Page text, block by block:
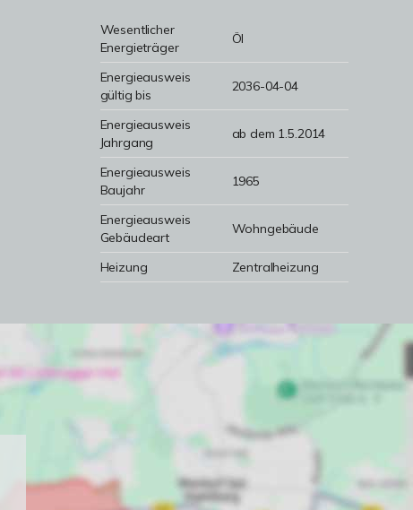
Wesentlicher
Energieträger
Öl
Energieausweis
gültig bis
2036-04-04
Energieausweis
Jahrgang
ab dem 1.5.2014
Energieausweis
Baujahr
1965
Energieausweis
Gebäudeart
Wohngebäude
Heizung Zentralheizung